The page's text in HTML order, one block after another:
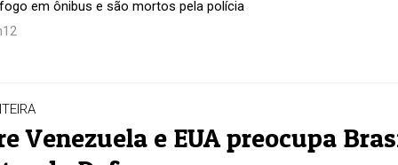
em ônibus e são mortos pela polícia
Venezuela e EUA preocupa